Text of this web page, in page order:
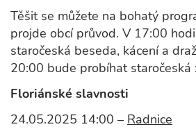
Těšit se můžete na bohatý
projde obcí průvod. V 17:00
staročeská beseda, kácení a
20:00 bude probíhat staročeská
Floriánské slavnosti
24.05.2025 14:00 – Radnice